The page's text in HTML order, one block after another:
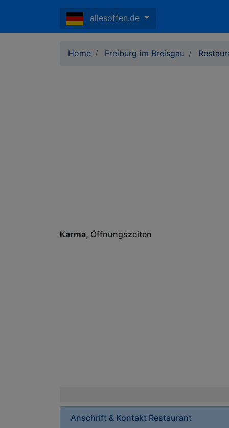
allesoffen.de
Home Freiburg im Breisgau
Karma Öffnungszeiten
Anschrift & Kontakt Restaurant